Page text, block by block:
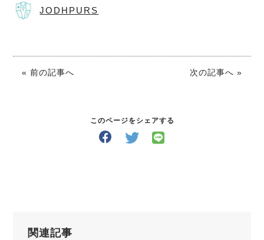
JODHPURS
« 前の記事へ 次の記事へ »
このページをシェアする
関連記事